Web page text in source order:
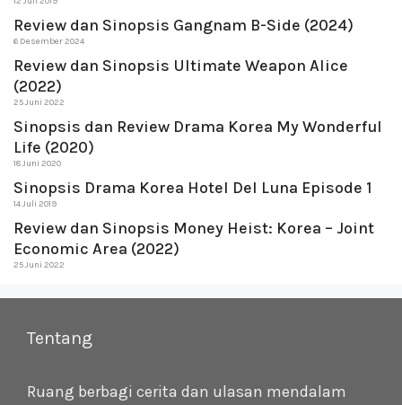
Review dan Sinopsis Gangnam B-Side (2024)
6 Desember 2024
Review dan Sinopsis Ultimate Weapon Alice
(2022)
25 Juni 2022
Sinopsis dan Review Drama Korea My Wonderful
Life (2020)
18 Juni 2020
Sinopsis Drama Korea Hotel Del Luna Episode 1
14 Juli 2019
Review dan Sinopsis Money Heist: Korea – Joint
Economic Area (2022)
25 Juni 2022
Tentang
Ruang berbagi cerita dan ulasan mendalam